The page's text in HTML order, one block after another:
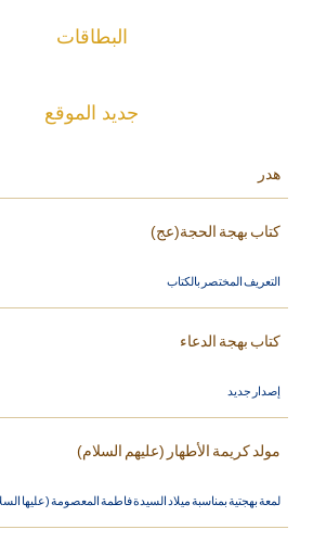
البطاقات
جديد الموقع
هدر
كتاب بهجة الحجة(عج)
التعريف المختصر بالكتاب
كتاب بهجة الدعاء
إصدار جديد
مولد كريمة الأطهار (عليهم السلام)
لمعة بهجتية بمناسبة ميلاد السيدة فاطمة المعصومة (عليها